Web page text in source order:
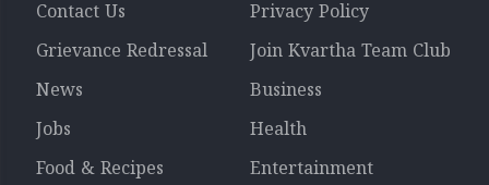
Contact Us
Privacy Policy
Grievance Redressal
Join Kvartha Team Club
News
Business
Jobs
Health
Food & Recipes
Entertainment